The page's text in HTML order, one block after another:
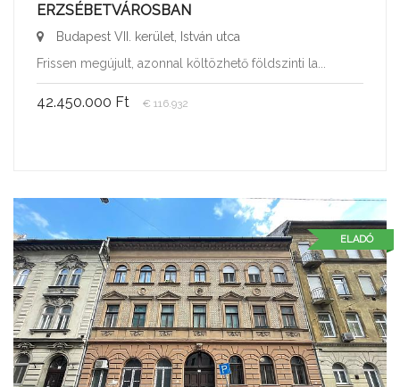
ERZSÉBETVÁROSBAN
Budapest VII. kerület, István utca
Frissen megújult, azonnal költözhető földszinti la...
42.450.000 Ft € 116.932
ELADÓ